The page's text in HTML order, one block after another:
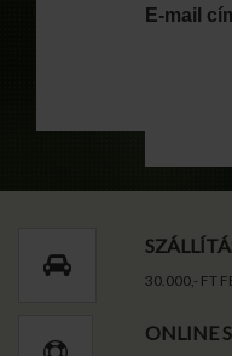
E-mail
30.000,- FT
ONLINE